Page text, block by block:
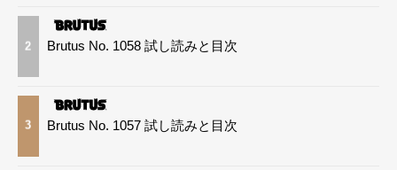
2 Brutus No. 1058 試し読みと目次
3 Brutus No. 1057 試し読みと目次